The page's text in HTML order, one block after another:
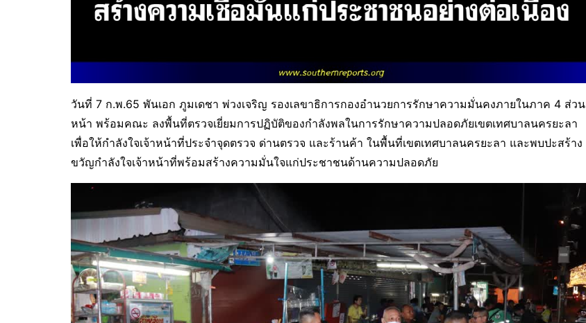
วันที่ 7 ก.พ.65 พันเอก ภูมเดชา พ่วงเจริญ รองเลขาธิการกองอำนวยการรักษาความมั่นคงภายในภาค 4 ส่วน
หน้า พร้อมคณะ ลงพื้นที่ตรวจเยี่ยมการปฏิบัติของกำลังพลในการรักษาความปลอดภัยเขตเทศบาลนครยะลา
เพื่อให้กำลังใจเจ้าหน้าที่ประจำจุดตรวจ ด่านตรวจ และร้านค้า ในพื้นที่เขตเทศบาลนครยะลา และพบปะสร้าง
ขวัญกำลังใจเจ้าหน้าที่พร้อมสร้างความมั่นใจแก่ประชาชนด้านความปลอดภัย